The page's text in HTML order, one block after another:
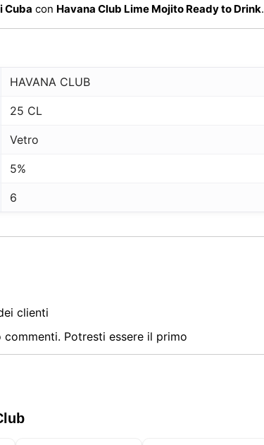
Cuba con Havana Club Lime Mojito Ready to Drink.
HAVANA CLUB
25 CL
Vetro
5%
6
clienti
Potresti essere il primo